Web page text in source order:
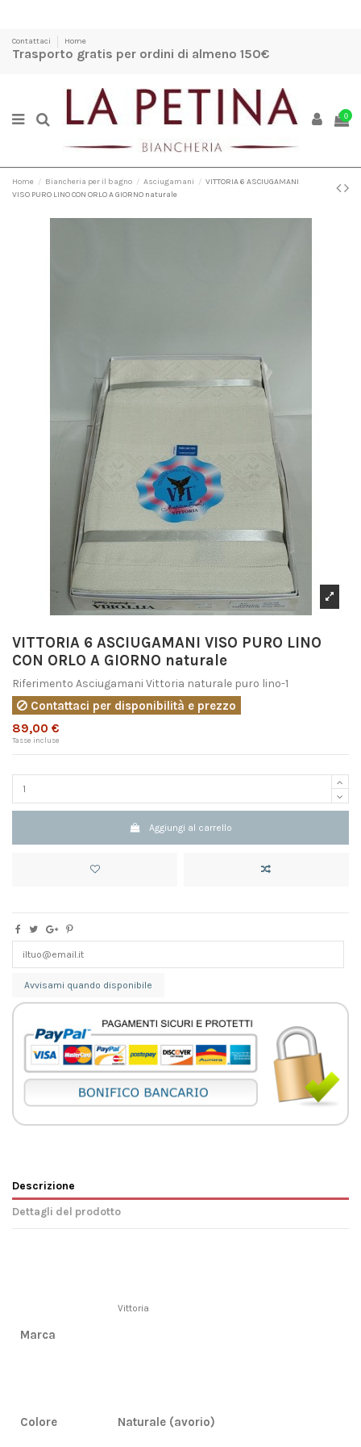
Contattaci Home
Trasporto gratis per ordini di almeno 150€
0
Home Biancheria per il bagno Asciugamani
VITTORIA 6 ASCIUGAMANI
VISO PURO LINO CON ORLO A GIORNO naturale
VITTORIA 6 ASCIUGAMANI VISO PURO LINO
CON ORLO A GIORNO naturale
Riferimento Asciugamani Vittoria naturale puro lino-1
Contattaci per disponibilità e prezzo
89,00 €
Tasse incluse
Aggiungi al carrello
Avvisami quando disponibile
Descrizione
Dettagli del prodotto
Marca
Vittoria
Colore Naturale (avorio)